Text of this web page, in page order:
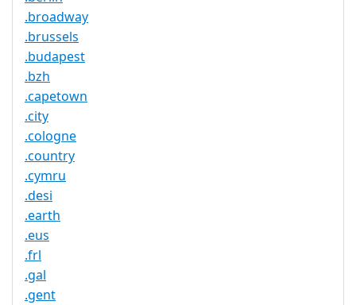
.broadway
.brussels
.budapest
.bzh
.capetown
.city
.cologne
.country
.cymru
.desi
.earth
.eus
.frl
.gal
.gent